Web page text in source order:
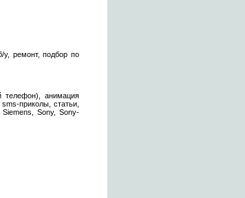
ремонт, подбор по
телефон), анимация
приколы, статьи,
Siemens, Sony, Sony-